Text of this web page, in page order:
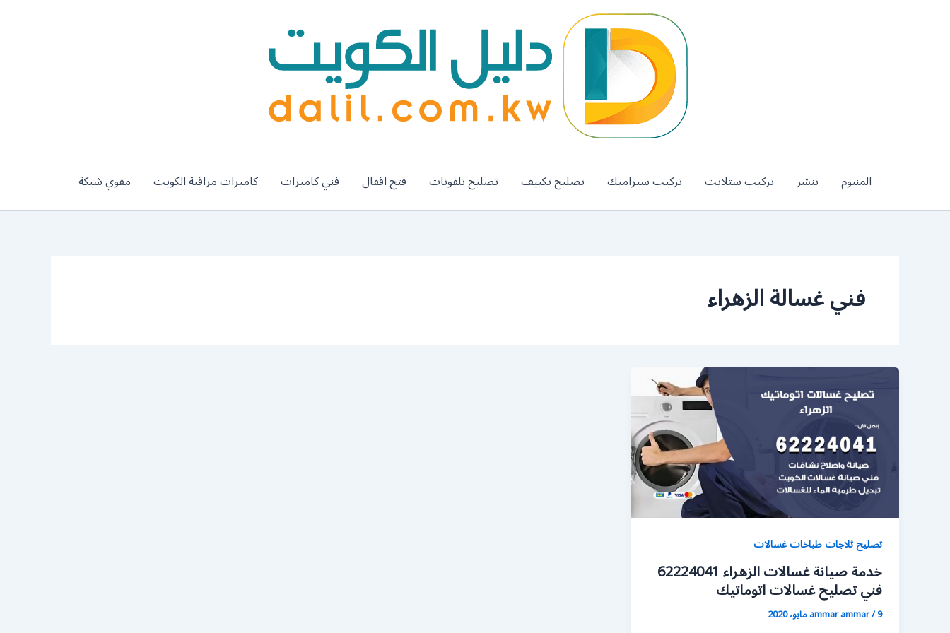
المنيوم بنشر تركيب ستلايت تركيب سيراميك تصليح تكييف تصليح تلفونات فتح اقفال فني كاميرات كاميرات مراقبة الكويت مقوي شبكة
فني غسالة الزهراء
تصليح ثلاجات طباخات غسالات
خدمة صيانة غسالات الزهراء 62224041
فني تصليح غسالات اتوماتيك
ammar ammar/9 مايو، 2020